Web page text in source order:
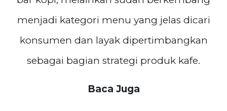
menjadi kategori menu yang jelas dicari
konsumen dan layak dipertimbangkan
sebagai bagian strategi produk kafe.
Baca Juga